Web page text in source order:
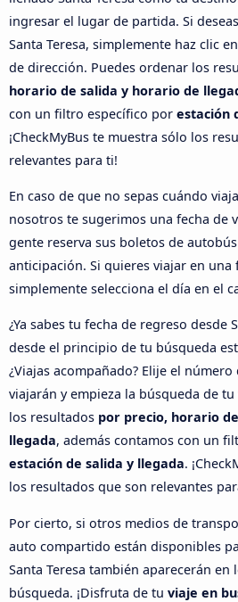
ingresar el lugar de partida. Si
Santa Teresa, simplemente haz clic
de dirección. Puedes ordenar los
horario de salida y horario de
con un filtro específico por estación
¡CheckMyBus te muestra sólo los
relevantes para ti!
En caso de que no sepas cuándo
nosotros te sugerimos una fecha de
gente reserva sus boletos de
anticipación. Si quieres viajar en una
simplemente selecciona el día en el
¿Ya sabes tu fecha de regreso desde
desde el principio de tu búsqueda
¿Viajas acompañado? Elije el
viajarán y empieza la búsqueda de
los resultados por precio, horario
llegada, además contamos con un
estación de salida y llegada.
los resultados que son relevantes
Por cierto, si otros medios de
auto compartido están disponibles
Santa Teresa también aparecerán en
búsqueda. ¡Disfruta de tu viaje en